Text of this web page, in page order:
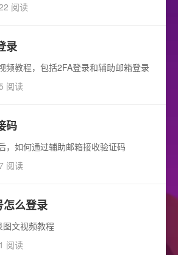
阅读
录
频教程，包括2FA登录和辅助邮箱登录
阅读
码
，如何通过辅助邮箱接收验证码
阅读
么登录
文视频教程
阅读